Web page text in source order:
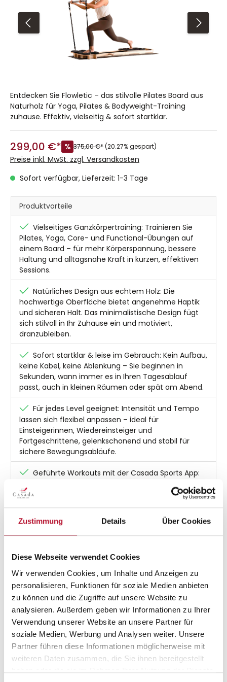
Zustimmung Details Über Cookies
Diese Webseite verwendet Cookies
Wir verwenden Cookies, um Inhalte und Anzeigen zu
personalisieren, Funktionen für soziale Medien anbieten
zu können und die Zugriffe auf unsere Website zu
analysieren. Außerdem geben wir Informationen zu Ihrer
Verwendung unserer Website an unsere Partner für
soziale Medien, Werbung und Analysen weiter. Unsere
Partner führen diese Informationen möglicherweise mit
weiteren Daten zusammen, die Sie ihnen bereitgestellt
haben oder die sie im Rahmen Ihrer Nutzung der Dienste
Entdecken Sie Flowletic – das stilvolle Pilates Board aus
Naturholz für Yoga, Pilates & Bodyweight-Training
zuhause. Effektiv, vielseitig & sofort startklar.
299,00 €* % 375,00 €*(20.27% gespart)
Preise inkl. MwSt. zzgl. Versandkosten
Sofort verfügbar, Lieferzeit: 1-3 Tage
Produktvorteile
Vielseitiges Ganzkörpertraining: Trainieren Sie
Pilates, Yoga, Core- und Functional-Übungen auf
einem Board – für mehr Körperspannung, bessere
Haltung und alltagsnahe Kraft in kurzen, effektiven
Sessions.
Natürliches Design aus echtem Holz: Die
hochwertige Oberfläche bietet angenehme Haptik
und sicheren Halt. Das minimalistische Design fügt
sich stilvoll in Ihr Zuhause ein und motiviert,
dranzubleiben.
Sofort startklar & leise im Gebrauch: Kein Aufbau,
keine Kabel, keine Ablenkung – Sie beginnen in
Sekunden, wann immer es in Ihren Tagesablauf
passt, auch in kleinen Räumen oder spät am Abend.
Für jedes Level geeignet: Intensität und Tempo
lassen sich flexibel anpassen – ideal für
Einsteigerinnen, Wiedereinsteiger und
Fortgeschrittene, gelenkschonend und stabil für
sichere Bewegungsabläufe.
Geführte Workouts mit der Casada Sports App:
Functional Training, Pilates Core) mit klaren
bei einem effektiven, motivierenden Training.
Beschreibung
FLOWLETIC - FITNESSGERÄT FÜR YOGA, PILATES &amp;
BODYWEIGHT Fl…Mehr
Bewertungen 2